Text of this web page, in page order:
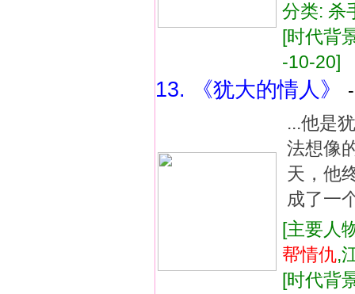
分类: 杀
[时代背
-10-
13. 《犹大的情人》
...他是
法想像
天，他
成了一
[主要人
帮情仇,
[时代背